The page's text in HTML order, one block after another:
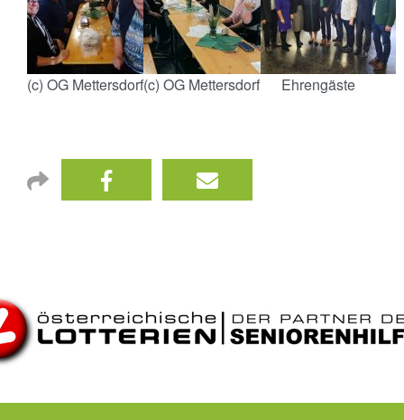
(c) OG Mettersdorf(c) OG Mettersdorf Ehrengäste